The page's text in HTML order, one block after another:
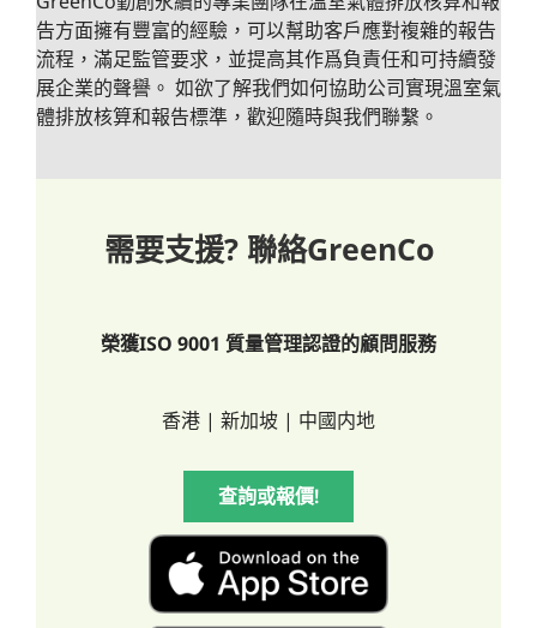
告方面擁有豐富的經驗，可以幫助客戶應對複雜的報告
流程，滿足監管要求，並提高其作爲負責任和可持續發
展企業的聲譽。 如欲了解我們如何協助公司實現溫室氣
體排放核算和報告標準，歡迎隨時與我們聯繫。
需要支援? 聯絡GreenCo
榮獲ISO 9001 質量管理認證的顧問服務
香港 | 新加坡 | 中國内地
查詢或報價!